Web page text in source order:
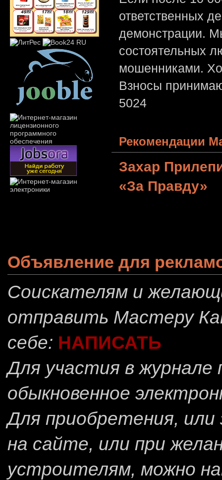
ответственных
демонстрации.
состоятельных
мошенниками.
Взносы
5024
Рекомендации
Захар
«За Правду»
Объявление для
Соискателям и
отправить Мастеру
себе: НАПИСАТЬ
Для участия в
обыкновенное
Для приобретения, или
на сайте, или при
устроителям, можно